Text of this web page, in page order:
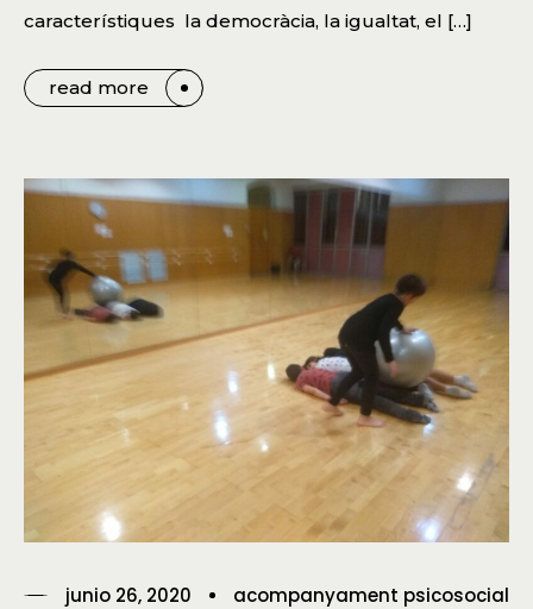
característiques la democràcia, la igualtat, el […]
read more
junio 26, 2020
acompanyament psicosocial